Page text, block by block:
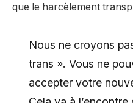
que le harcèlement
Nous ne croyons
trans ». Vous ne
accepter votre